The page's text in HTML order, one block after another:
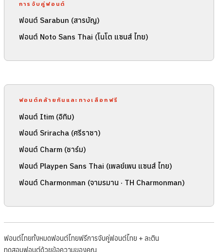
การจับคู่ฟอนต์
ฟอนต์ Sarabun (สารบัญ)
ฟอนต์ Noto Sans Thai (โนโต แซนส์ ไทย)
ฟอนต์คล้ายกันและทางเลือกฟรี
ฟอนต์ Itim (อิทิม)
ฟอนต์ Sriracha (ศรีราชา)
ฟอนต์ Charm (ชาร์ม)
ฟอนต์ Playpen Sans Thai (เพลย์เพน แซนส์ ไทย)
ฟอนต์ Charmonman (จามรมาน · TH Charmonman)
ฟอนต์ไทยทั้งหมดฟอนต์ไทยฟรีการจับคู่ฟอนต์ไทย + ละติน
ทดสอบฟอนต์ด้วยข้อความของคุณ